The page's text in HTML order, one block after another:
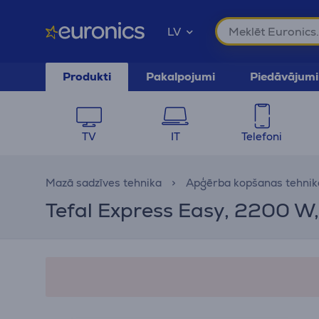
LV
Produkti Pakalpojumi Piedāvājumi
TV IT Telefoni
Mazā sadzīves tehnika Apģērba kopšanas
Tefal Express Easy, 2200